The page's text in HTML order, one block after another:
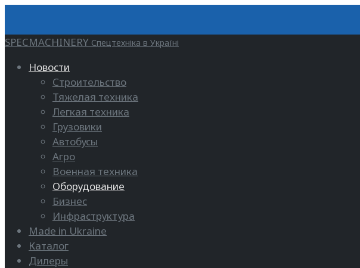
SPECMACHINERY Спецтехніка в Україні
Новости
Строительство
Тяжелая техника
Легкая техника
Грузовики
Автобусы
Агро
Военная техника
Оборудование
Бизнес
Инфраструктура
Made in Ukraine
Каталог
Дилеры